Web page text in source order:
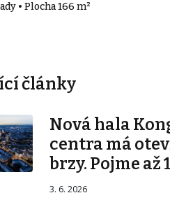
• Plocha 166 m²
články
Nová hala
centra má
brzy. Pojme až
3. 6. 2026